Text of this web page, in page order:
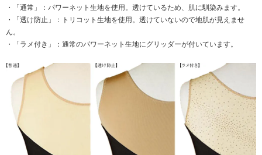
・「通常」：パワーネット生地を使用。透けているため、肌に馴染みます。
・「透け防止」：トリコット生地を使用。透けていないので地肌が見えませ
ん。
・「ラメ付き」：通常のパワーネット生地にグリッダーが付いています。